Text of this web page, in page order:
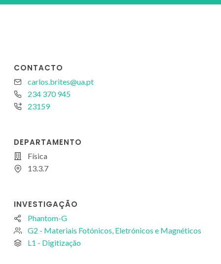
CONTACTO
carlos.brites@ua.pt
234 370 945
23159
DEPARTAMENTO
Física
13.3.7
INVESTIGAÇÃO
Phantom-G
G2 - Materiais Fotónicos, Eletrónicos e Magnéticos
L1 - Digitização